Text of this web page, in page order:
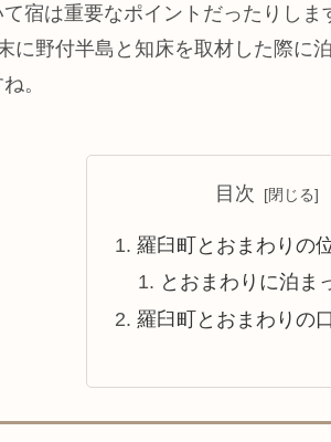
宿は重要なポイントだったりしま
に野付半島と知床を取材した際に泊
。
目次
羅臼町とおまわりの
とおまわりに泊ま
羅臼町とおまわりの